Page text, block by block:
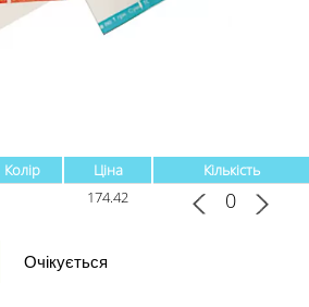
Колір Ціна
Кількість
174.42
Очікується